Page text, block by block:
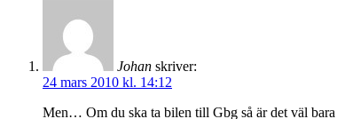
Johan skriver:
24 mars 2010 kl. 14:12
Men… Om du ska ta bilen till Gbg så är det väl bara